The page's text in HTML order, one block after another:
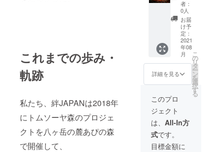
これまでの歩み・
軌跡
私たち、絆JAPANは2018年
にトムソーヤ森のプロジェ
クトを八ヶ岳の麓あぴの森
で開催して、
スリラ
ンカ産
セイロ
ン紅
茶 お
礼の
メッ
セージ
会湖上
観覧
に、2名
様ご招
者：
0人
お届
け予
定：
2021
年08
月
詳細を見る
こ
の
リ
タ
ー
ン
を
選
択
す
る
このプロ
ジェクト
は、 All-In方
式です。
目標金額に